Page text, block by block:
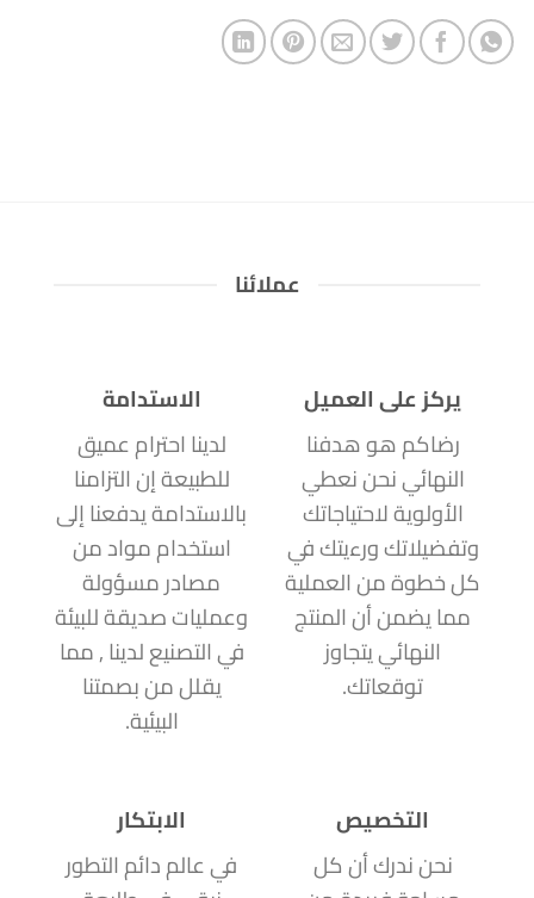
عملائنا
يركز على العميل
رضاكم هو هدفنا
النهائي نحن نعطي
الأولوية لاحتياجاتك
وتفضيلاتك ورءيتك في
كل خطوة من العملية
مما يضمن أن المنتج
النهائي يتجاوز
توقعاتك.
الاستدامة
لدينا احترام عميق
للطبيعة إن التزامنا
بالاستدامة يدفعنا إلى
استخدام مواد من
مصادر مسؤولة
وعمليات صديقة للبيئة
في التصنيع لدينا , مما
يقلل من بصمتنا
البيئية.
التخصيص
نحن ندرك أن كل
الابتكار
في عالم دائم التطور